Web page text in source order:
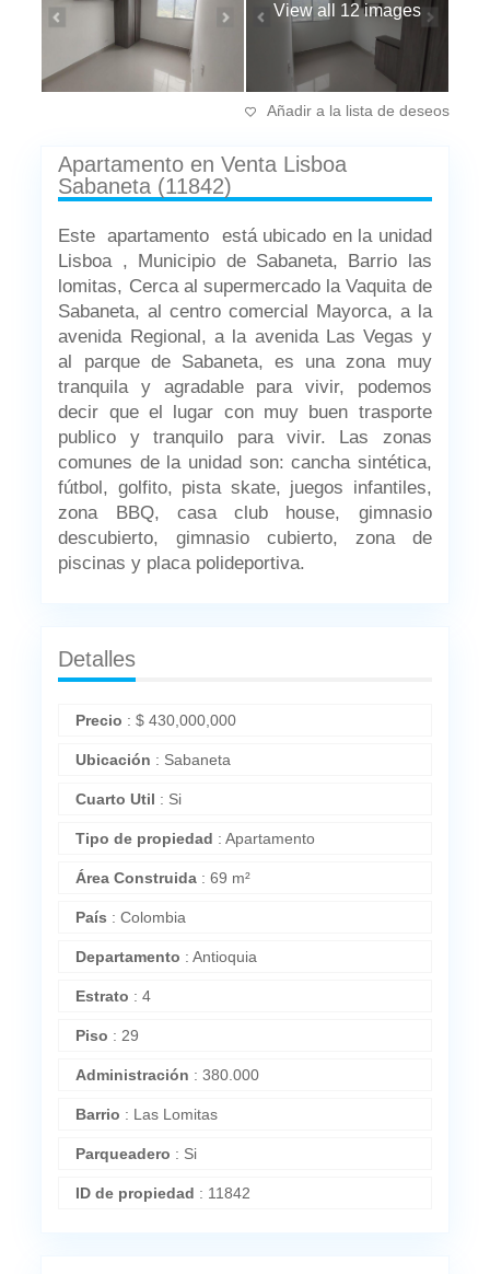
View all 12 images
Añadir a la lista de deseos
Apartamento en Venta Lisboa
Sabaneta (11842)
Este apartamento está ubicado en la unidad
Lisboa , Municipio de Sabaneta, Barrio las
lomitas, Cerca al supermercado la Vaquita de
Sabaneta, al centro comercial Mayorca, a la
avenida Regional, a la avenida Las Vegas y
al parque de Sabaneta, es una zona muy
tranquila y agradable para vivir, podemos
decir que el lugar con muy buen trasporte
publico y tranquilo para vivir. Las zonas
comunes de la unidad son: cancha sintética,
fútbol, golfito, pista skate, juegos infantiles,
zona BBQ, casa club house, gimnasio
descubierto, gimnasio cubierto, zona de
piscinas y placa polideportiva.
Detalles
Precio :$ 430,000,000
Ubicación : Sabaneta
Cuarto Util : Si
Tipo de propiedad :Apartamento
Área Construida :69 m²
País :Colombia
Departamento :Antioquia
Estrato :4
Piso : 29
Administración :380.000
Barrio : Las Lomitas
Parqueadero : Si
ID de propiedad : 11842